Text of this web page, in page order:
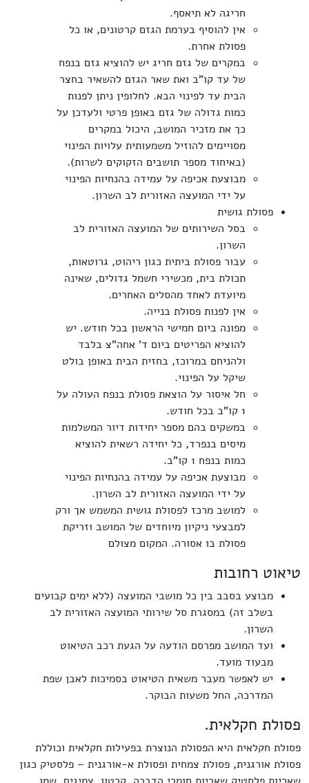
חריגה לא תיאסף.
אין להוסיף בערמת הגזם קרטונים, או כל
פסולת אחרת.
במקרים של גזם חריג יש להוציא גזם בנפח
של עד קו"ב ואת שאר הגזם להשאיר בחצר
הבית עד לפינוי הבא. לחלופין ניתן לפנות
כמות גדולה של גזם באופן פרטי ולעדכן על
כך את מזכיר המושב, היכול במקרים
מסויימים להוזיל משמעותית עלויות הפינוי
(באיחוד מספר תושבים הזקוקים לשרות).
מבוצעת אכיפה על עמידה בהנחיות הפינוי
על ידי המועצה האזורית לב השרון.
פסולת גושית
בסל השירותים של המועצה האזורית לב
השרון.
עבור פסולת ביתית כגון ריהוט, גרוטאות,
תכולת בית, מכשירי חשמל גדולים, שאינה
מיועדת לאחד מהסלים האחרים.
אין לפנות פסולת בנייה.
מפונה ביום חמישי הראשון בכל חודש. יש
להוציא הפריטים ביום ד' אחה"צ בלבד
ולהניחם במרוכז, בחזית הבית באופן בולט
שיקל על הפינוי.
חל איסור על הוצאת פסולת בנפח העולה על
1 קו"ב בכל חודש.
במשקים בהם מספר יחידות דיור המשלמות
מיסים בנפרד, כל יחידה רשאית להוציא
כמות בנפח 1 קו"ב.
מבוצעת אכיפה על עמידה בהנחיות הפינוי
על ידי המועצה האזורית לב השרון.
למושב מרכז לפסולת גושית המשמש אך ורק
למבצעי ניקיון מיוחדים של המושב וזריקת
פסולת בו אסורה. המקום מצולם
טיאוט רחובות
מבוצע בסבב בין כל מושבי המועצה (ללא ימים קבועים
בשלב זה) במסגרת סל שירותי המועצה האזורית לב
השרון.
ועד המושב מפרסם הודעה על הגעת רכב הטיאוט
מבעוד מועד.
יש לאפשר מעבר משאית הטיאוט בסמיכות לאבן שפת
המדרכה, החל משעות הבוקר.
פסולת חקלאית.
פסולת חקלאית היא הפסולת הנוצרת בפעילות חקלאית וכוללת
פסולת אורגנית, פסולת צמחית ופסולת א-אורגנית – פלסטיק כגון